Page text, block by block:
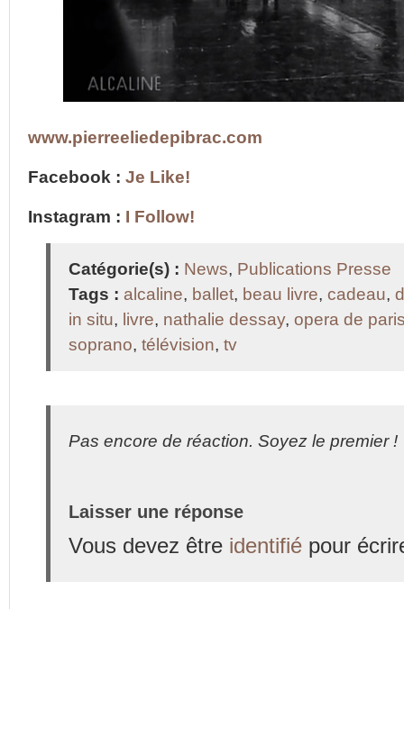
www.pierreeliedepibrac.com
Facebook : Je Like!
Instagram : I Follow!
Catégorie(s) : News, Publications Presse
Tags : alcaline, ballet, beau livre, cadeau,
in situ, livre, nathalie dessay, opera de
soprano, télévision, tv
Pas encore de réaction. Soyez le premier !
Laisser une réponse
Vous devez être identifié pour